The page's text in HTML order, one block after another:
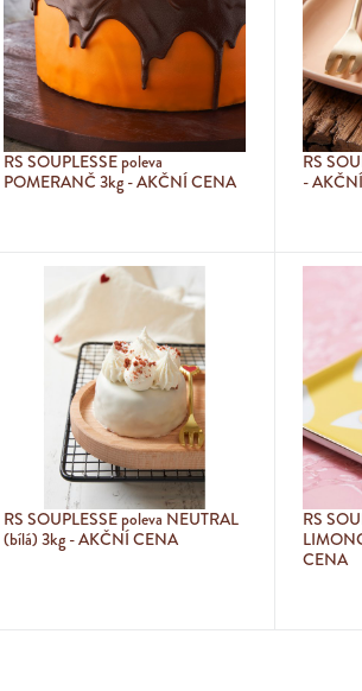
RS SOUPLESSE poleva
POMERANČ 3kg - AKČNÍ CENA
RS
-
RS SOUPLESSE poleva NEUTRAL
(bílá) 3kg - AKČNÍ CENA
RS
CENA